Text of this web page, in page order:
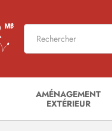
AMÉNAGEMENT
EXTÉRIEUR